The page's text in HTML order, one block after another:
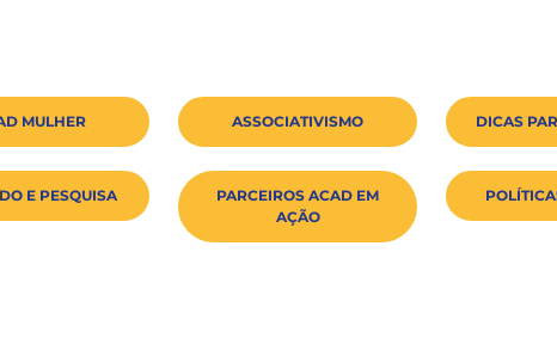
MULHER ASSOCIATIVISMO DICAS
E PESQUISA
PARCEIROS ACAD EM
AÇÃO